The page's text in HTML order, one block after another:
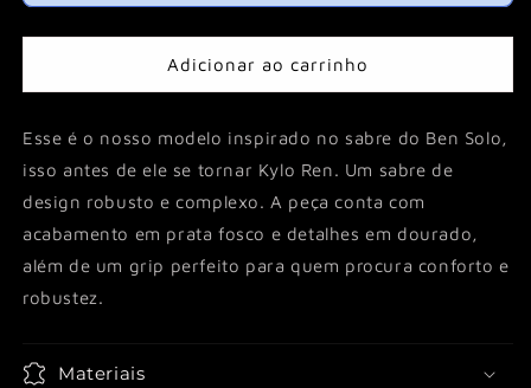
Adicionar ao carrinho
Esse é o nosso modelo inspirado no sabre do Ben Solo,
isso antes de ele se tornar Kylo Ren. Um sabre de
design robusto e complexo. A peça conta com
acabamento em prata fosco e detalhes em dourado,
além de um grip perfeito para quem procura conforto e
robustez.
Materiais